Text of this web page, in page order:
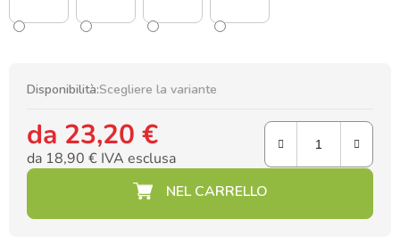
Disponibilità:Scegliere la variante
da 23,20 €
da 18,90 € IVA esclusa
Prezzo della misura: